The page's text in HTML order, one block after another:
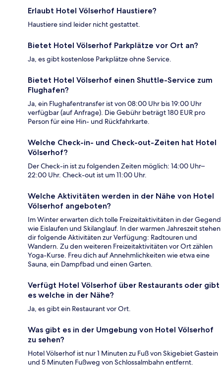
Erlaubt Hotel Völserhof Haustiere?
Haustiere sind leider nicht gestattet.
Bietet Hotel Völserhof Parkplätze vor Ort an?
Ja, es gibt kostenlose Parkplätze ohne Service.
Bietet Hotel Völserhof einen Shuttle-Service zum
Flughafen?
Ja, ein Flughafentransfer ist von 08:00 Uhr bis 19:00 Uhr
verfügbar (auf Anfrage). Die Gebühr beträgt 180 EUR pro
Person für eine Hin- und Rückfahrkarte.
Welche Check-in- und Check-out-Zeiten hat Hotel
Völserhof?
Der Check-in ist zu folgenden Zeiten möglich: 14:00 Uhr–
22:00 Uhr. Check-out ist um 11:00 Uhr.
Welche Aktivitäten werden in der Nähe von Hotel
Völserhof angeboten?
Im Winter erwarten dich tolle Freizeitaktivitäten in der Gegend
wie Eislaufen und Skilanglauf. In der warmen Jahreszeit stehen
dir folgende Aktivitäten zur Verfügung: Radtouren und
Wandern. Zu den weiteren Freizeitaktivitäten vor Ort zählen
Yoga-Kurse. Freu dich auf Annehmlichkeiten wie etwa eine
Sauna, ein Dampfbad und einen Garten.
Verfügt Hotel Völserhof über Restaurants oder gibt
es welche in der Nähe?
Ja, es gibt ein Restaurant vor Ort.
Was gibt es in der Umgebung von Hotel Völserhof
zu sehen?
Hotel Völserhof ist nur 1 Minuten zu Fuß von Skigebiet Gastein
und 5 Minuten Fußweg von Schlossalmbahn entfernt.